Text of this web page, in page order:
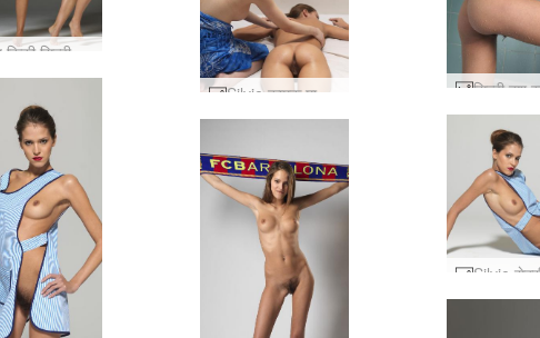
मौज किकी सिल्वी तांत्रिक तिकड़ी #51
Silvie कामुक मालिश #21